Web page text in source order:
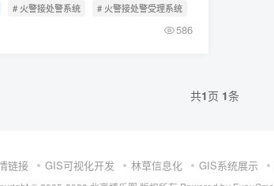
# 火警接处警系统 # 火警接处警受理系统
586
共1页 1条
链接 GIS可视化开发 林草信息化 GIS系统展示